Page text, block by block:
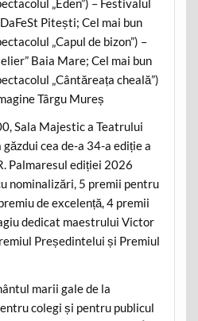
„Eden”) – Festivalul
Pitești; Cel mai bun
„Capul de bizon”) –
Baia Mare; Cel mai bun
„Cântăreața cheală”)
Târgu Mureș
Sala Majestic a Teatrului
cea de-a 34-a ediție a
Palmaresul ediției 2026
nominalizări, 5 premii pentru
de excelență, 4 premii
dedicat maestrului Victor
Președintelui și Premiul
marii gale de la
colegi și pentru publicul